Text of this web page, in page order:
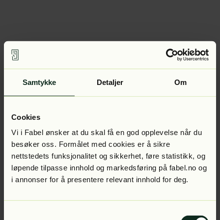
Samtykke Detaljer Om
Cookies
Vi i Fabel ønsker at du skal få en god opplevelse når du
besøker oss. Formålet med cookies er å sikre
nettstedets funksjonalitet og sikkerhet, føre statistikk, og
løpende tilpasse innhold og markedsføring på fabel.no og
i annonser for å presentere relevant innhold for deg.